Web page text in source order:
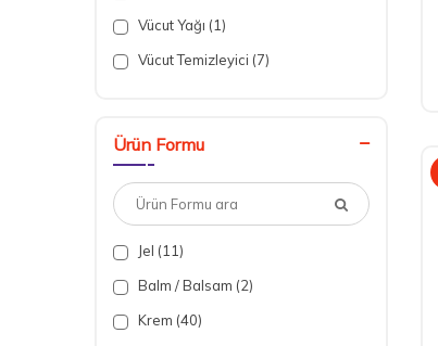
Vücut Yağı (1)
Vücut Temizleyici (7)
Rahatlatıcı (21)
Onarıcı (13)
Ürün Formu
Jel (11)
Balm / Balsam (2)
Krem (40)